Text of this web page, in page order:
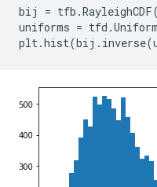
bij =
uniforms =